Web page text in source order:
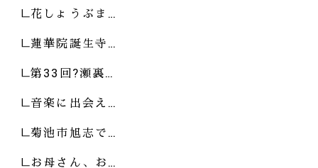
花しょうぶま…
蓮華院誕生寺…
第33回?瀬裏…
音楽に出会え…
菊池市旭志で…
お母さん、お…